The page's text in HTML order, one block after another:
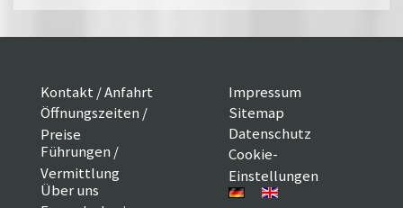
Kontakt / Anfahrt
Öffnungszeiten /
Preise
Führungen /
Vermittlung
Über uns
Impressum
Sitemap
Datenschutz
Cookie-
Einstellungen